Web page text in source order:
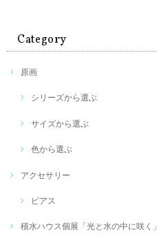
Category
原画
シリーズから選ぶ
サイズから選ぶ
色から選ぶ
アクセサリー
ピアス
積水ハウス個展「光と水の中に咲く」